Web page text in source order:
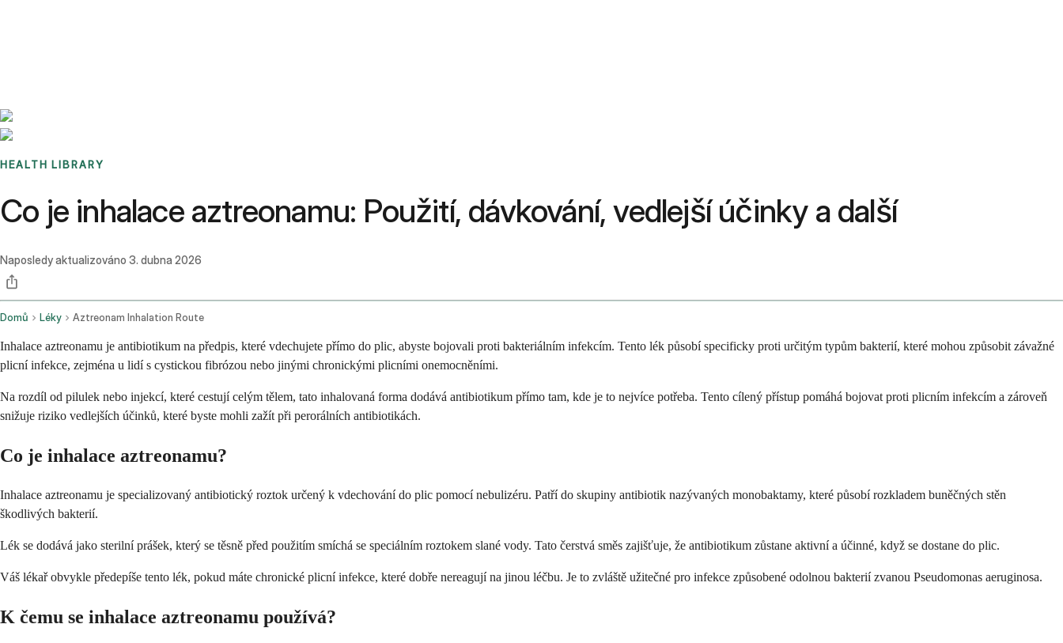
HEALTH LIBRARY
Co je inhalace aztreonamu: Použití, dávkování, vedlejší účinky a další
Naposledy aktualizováno 3. dubna 2026
Domů Léky Aztreonam Inhalation Route
Inhalace aztreonamu je antibiotikum na předpis, které vdechujete přímo do plic, abyste bojovali proti bakteriálním infekcím. Tento lék působí specificky proti určitým typům bakterií, které mohou způsobit závažné
plicní infekce, zejména u lidí s cystickou fibrózou nebo jinými chronickými plicními onemocněními.
Na rozdíl od pilulek nebo injekcí, které cestují celým tělem, tato inhalovaná forma dodává antibiotikum přímo tam, kde je to nejvíce potřeba. Tento cílený přístup pomáhá bojovat proti plicním infekcím a zároveň
snižuje riziko vedlejších účinků, které byste mohli zažít při perorálních antibiotikách.
Co je inhalace aztreonamu?
Inhalace aztreonamu je specializovaný antibiotický roztok určený k vdechování do plic pomocí nebulizéru. Patří do skupiny antibiotik nazývaných monobaktamy, které působí rozkladem buněčných stěn
škodlivých bakterií.
Lék se dodává jako sterilní prášek, který se těsně před použitím smíchá se speciálním roztokem slané vody. Tato čerstvá směs zajišťuje, že antibiotikum zůstane aktivní a účinné, když se dostane do plic.
Váš lékař obvykle předepíše tento lék, pokud máte chronické plicní infekce, které dobře nereagují na jinou léčbu. Je to zvláště užitečné pro infekce způsobené odolnou bakterií zvanou Pseudomonas aeruginosa.
K čemu se inhalace aztreonamu používá?